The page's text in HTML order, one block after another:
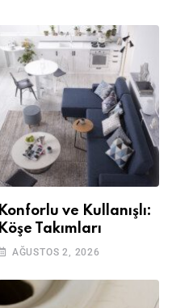
Konforlu ve Kullanışlı:
Köşe Takımları
AĞUSTOS 2, 2026